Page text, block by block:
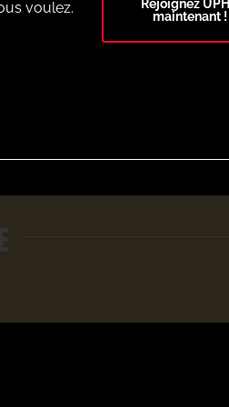
voulez.
Rejoignez
maintenant !